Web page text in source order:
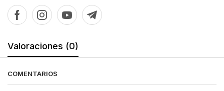
Valoraciones (0)
COMENTARIOS